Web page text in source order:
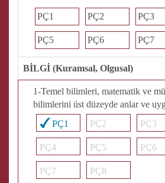
PÇ1 PÇ2 PÇ3
PÇ5 PÇ6 PÇ7
BİLGİ (Kuramsal, Olgusal)
1-Temel bilimleri, matematik ve
bilimlerini üst düzeyde anlar ve
PÇ1
PÇ2 PÇ3
PÇ4 PÇ5 PÇ6
PÇ7 PÇ8